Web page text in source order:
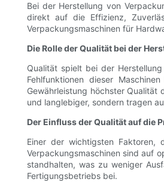
Bei der Herstellung von
direkt auf die Effizienz,
Verpackungsmaschinen für
Die Rolle der Qualität bei der
Qualität spielt bei der
Fehlfunktionen dieser
Gewährleistung höchster Qualität
und langlebiger, sondern tragen
Der Einfluss der Qualität auf die
Einer der wichtigsten Faktoren,
Verpackungsmaschinen sind auf
standhalten, was zu weniger
Fertigungsbetriebs bei.